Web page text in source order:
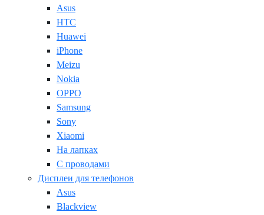
Asus
HTC
Huawei
iPhone
Meizu
Nokia
OPPO
Samsung
Sony
Xiaomi
На лапках
С проводами
Дисплеи для телефонов
Asus
Blackview